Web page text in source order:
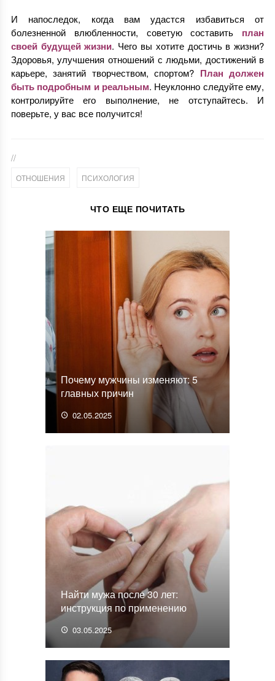
И напоследок, когда вам удастся избавиться от
болезненной влюбленности, советую составить план
своей будущей жизни. Чего вы хотите достичь в жизни?
Здоровья, улучшения отношений с людьми, достижений в
карьере, занятий творчеством, спортом? План должен
быть подробным и реальным. Неуклонно следуйте ему,
контролируйте его выполнение, не отступайтесь. И
поверьте, у вас все получится!
//
ОТНОШЕНИЯ ПСИХОЛОГИЯ
ЧТО ЕЩЕ ПОЧИТАТЬ
Почему мужчины изменяют: 5
главных причин
02.05.2025
Найти мужа после 30 лет:
инструкция по применению
03.05.2025